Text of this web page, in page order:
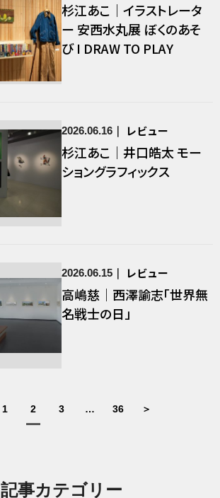
杉江あこ｜イラストレータ
ー 安西水丸展 ぼくのあそ
び I DRAW TO PLAY
2026.06.16 レビュー
杉江あこ｜井口皓太 モー
ショングラフィックス
2026.06.15 レビュー
高嶋慈｜西澤諭志「世界無
名戦士の日」
1 2 3 … 36 ＞
記事カテゴリー